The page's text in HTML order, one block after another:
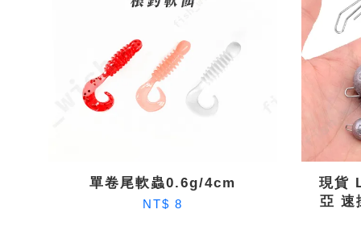
單卷尾軟蟲0.6g/4cm
NT$ 8
現貨
亞 速